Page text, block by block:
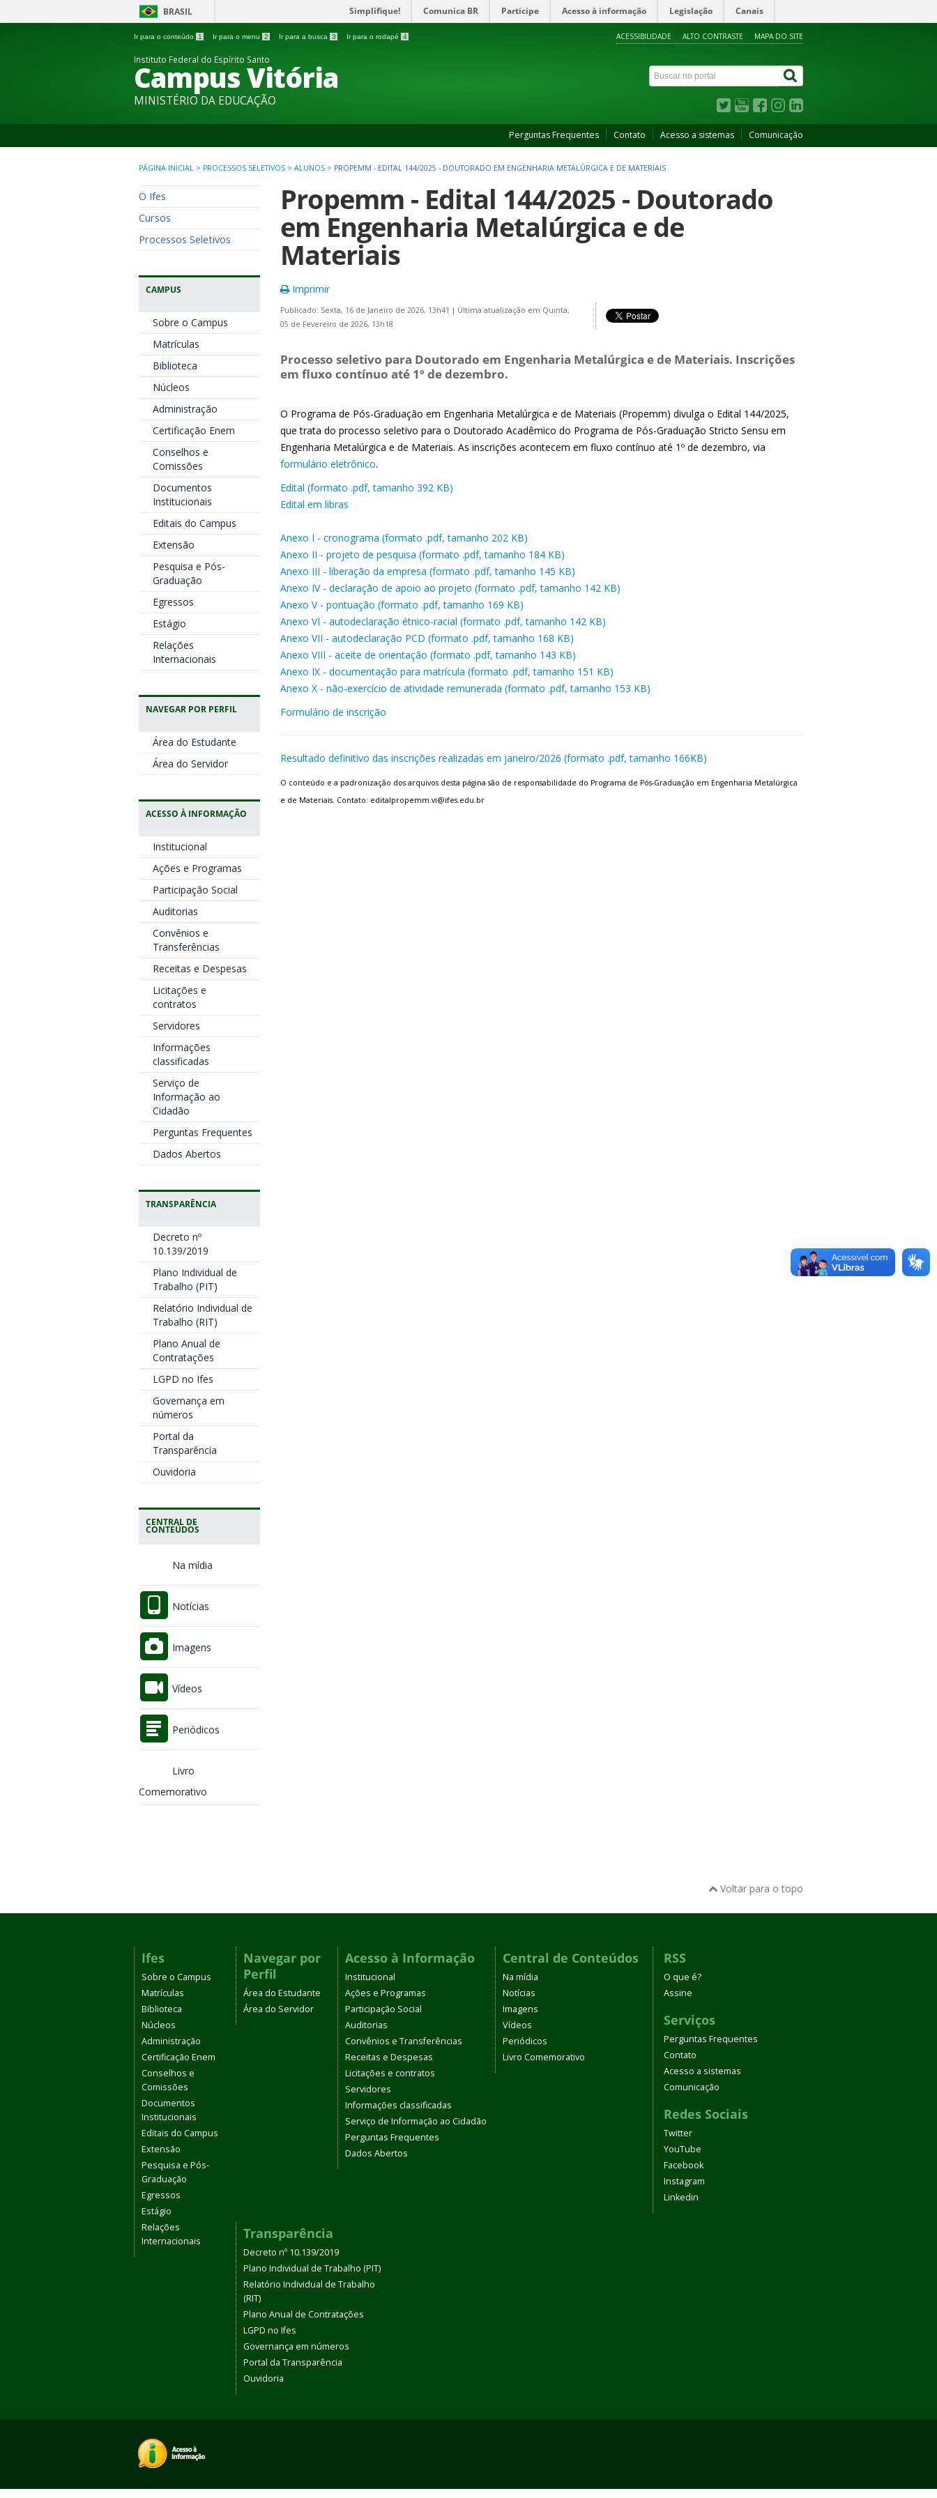
BRASIL Simplifique! Comunica BR Participe Acesso à informação Legislação Canais
Ir para o conteúdo 1 Ir para o menu 2 Ir para a busca 3 Ir para o rodapé 4 ACESSIBILIDADE ALTO CONTRASTE MAPA DO SITE
Instituto Federal do Espírito Santo
Campus Vitória
MINISTÉRIO DA EDUCAÇÃO
Perguntas Frequentes Contato Acesso a sistemas Comunicação
PÁGINA INICIAL > PROCESSOS SELETIVOS > ALUNOS > PROPEMM - EDITAL 144/2025 - DOUTORADO EM ENGENHARIA METALÚRGICA E DE MATERIAIS
O Ifes
Cursos
Processos Seletivos
CAMPUS
Sobre o Campus
Matrículas
Biblioteca
Núcleos
Administração
Certificação Enem
Conselhos e
Comissões
Documentos
Institucionais
Editais do Campus
Extensão
Pesquisa e Pós-
Graduação
Egressos
Estágio
Relações
Internacionais
NAVEGAR POR PERFIL
Área do Estudante
Área do Servidor
ACESSO À INFORMAÇÃO
Institucional
Ações e Programas
Participação Social
Auditorias
Convênios e
Transferências
Receitas e Despesas
Licitações e
contratos
Servidores
Informações
classificadas
Serviço de
Informação ao
Cidadão
Perguntas Frequentes
Dados Abertos
TRANSPARÊNCIA
Decreto nº
10.139/2019
Plano Individual de
Trabalho (PIT)
Relatório Individual de
Trabalho (RIT)
Plano Anual de
Contratações
LGPD no Ifes
Governança em
números
Portal da
Transparência
Ouvidoria
CENTRAL DE
CONTEÚDOS
Na mídia
Notícias
Imagens
Vídeos
Periódicos
Livro
Comemorativo
Propemm - Edital 144/2025 - Doutorado
em Engenharia Metalúrgica e de
Materiais
Imprimir
Publicado: Sexta, 16 de Janeiro de 2026, 13h41 | Última atualização em Quinta,
05 de Fevereiro de 2026, 13h18
Processo seletivo para Doutorado em Engenharia Metalúrgica e de Materiais. Inscrições
em fluxo contínuo até 1º de dezembro.
O Programa de Pós-Graduação em Engenharia Metalúrgica e de Materiais (Propemm) divulga o Edital 144/2025,
que trata do processo seletivo para o Doutorado Acadêmico do Programa de Pós-Graduação Stricto Sensu em
Engenharia Metalúrgica e de Materiais. As inscrições acontecem em fluxo contínuo até 1º de dezembro, via
formulário eletrônico.
Edital (formato .pdf, tamanho 392 KB)
Edital em libras
Anexo I - cronograma (formato .pdf, tamanho 202 KB)
Anexo II - projeto de pesquisa (formato .pdf, tamanho 184 KB)
Anexo III - liberação da empresa (formato .pdf, tamanho 145 KB)
Anexo IV - declaração de apoio ao projeto (formato .pdf, tamanho 142 KB)
Anexo V - pontuação (formato .pdf, tamanho 169 KB)
Anexo VI - autodeclaração étnico-racial (formato .pdf, tamanho 142 KB)
Anexo VII - autodeclaração PCD (formato .pdf, tamanho 168 KB)
Anexo VIII - aceite de orientação (formato .pdf, tamanho 143 KB)
Anexo IX - documentação para matrícula (formato .pdf, tamanho 151 KB)
Anexo X - não-exercício de atividade remunerada (formato .pdf, tamanho 153 KB)
Formulário de inscrição
Resultado definitivo das inscrições realizadas em janeiro/2026 (formato .pdf, tamanho 166KB)
O conteúdo e a padronização dos arquivos desta página são de responsabilidade do Programa de Pós-Graduação em Engenharia Metalúrgica
e de Materiais. Contato: editalpropemm.vi@ifes.edu.br
Voltar para o topo
Ifes
Sobre o Campus
Matrículas
Biblioteca
Núcleos
Administração
Certificação Enem
Conselhos e
Comissões
Documentos
Institucionais
Editais do Campus
Extensão
Pesquisa e Pós-
Graduação
Egressos
Estágio
Relações
Internacionais
Navegar por
Perfil
Área do Estudante
Área do Servidor
Acesso à Informação
Institucional
Ações e Programas
Participação Social
Auditorias
Convênios e Transferências
Receitas e Despesas
Licitações e contratos
Servidores
Informações classificadas
Serviço de Informação ao Cidadão
Perguntas Frequentes
Dados Abertos
Central de Conteúdos
Na mídia
Notícias
Imagens
Vídeos
Periódicos
Livro Comemorativo
RSS
O que é?
Assine
Serviços
Perguntas Frequentes
Contato
Acesso a sistemas
Comunicação
Redes Sociais
Twitter
YouTube
Facebook
Instagram
Linkedin
Transparência
Decreto nº 10.139/2019
Plano Individual de Trabalho (PIT)
Relatório Individual de Trabalho
(RIT)
Plano Anual de Contratações
LGPD no Ifes
Governança em números
Portal da Transparência
Ouvidoria